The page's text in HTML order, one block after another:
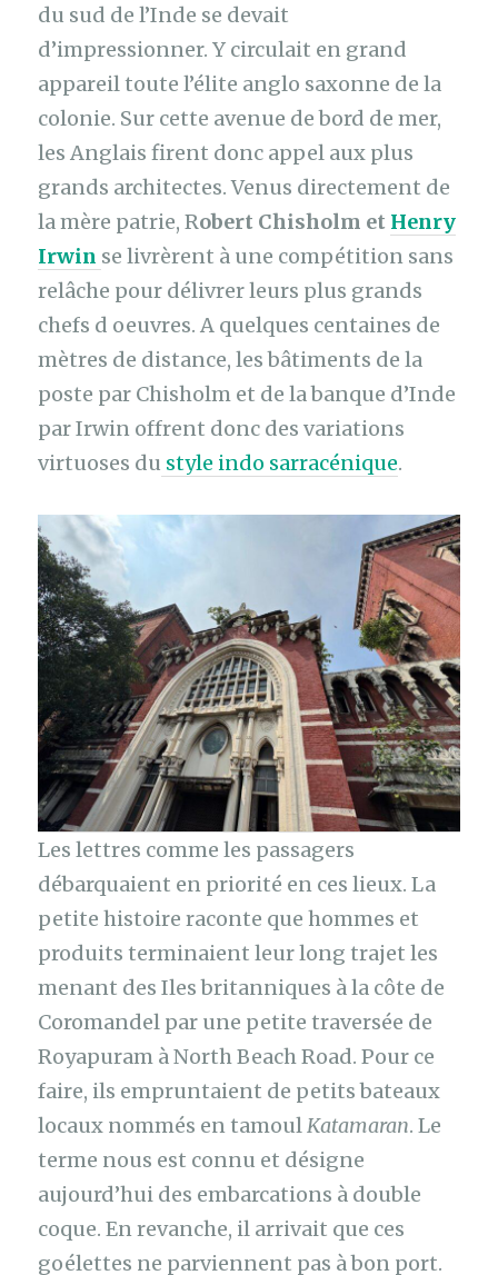
du sud de l’Inde se devait
d’impressionner. Y circulait en grand
appareil toute l’élite anglo saxonne de la
colonie. Sur cette avenue de bord de mer,
les Anglais firent donc appel aux plus
grands architectes. Venus directement de
la mère patrie, Robert Chisholm et Henry
Irwin se livrèrent à une compétition sans
relâche pour délivrer leurs plus grands
chefs d oeuvres. A quelques centaines de
mètres de distance, les bâtiments de la
poste par Chisholm et de la banque d’Inde
par Irwin offrent donc des variations
virtuoses du style indo sarracénique.
Les lettres comme les passagers
débarquaient en priorité en ces lieux. La
petite histoire raconte que hommes et
produits terminaient leur long trajet les
menant des Iles britanniques à la côte de
Coromandel par une petite traversée de
Royapuram à North Beach Road. Pour ce
faire, ils empruntaient de petits bateaux
locaux nommés en tamoul Katamaran. Le
terme nous est connu et désigne
aujourd’hui des embarcations à double
coque. En revanche, il arrivait que ces
goélettes ne parviennent pas à bon port.